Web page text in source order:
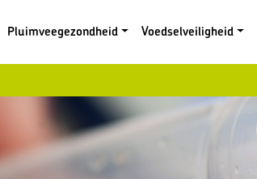
Pluimveegezondheid Voedselveiligheid